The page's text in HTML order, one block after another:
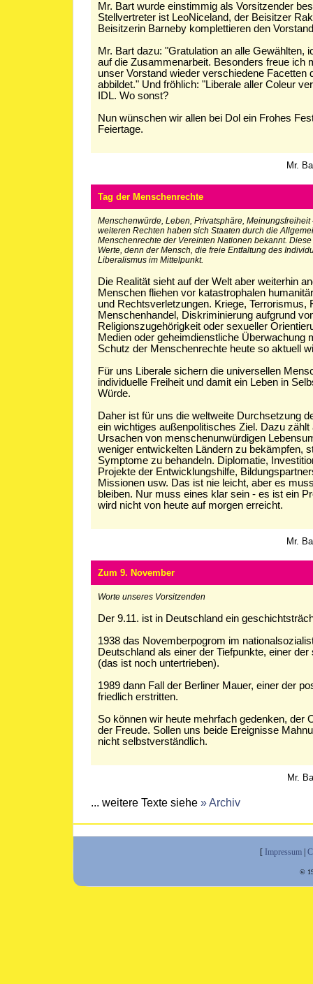
Mr. Bart wurde einstimmig als Vorsitzender
Stellvertreter ist LeoNiceland, der Beisitzer
Beisitzerin Barneby komplettieren den
Mr. Bart dazu: "Gratulation an alle Gewählten,
auf die Zusammenarbeit. Besonders freue ich
unser Vorstand wieder verschiedene Facetten
abbildet." Und fröhlich: "Liberale aller Coleur
IDL. Wo sonst?
Nun wünschen wir allen bei Dol ein Frohes
Feiertage.
Mr.
Tag der Menschenrechte
Menschenwürde, Leben, Privatsphäre, Meinungsfreiheit
weiteren Rechten haben sich Staaten durch die
Menschenrechte der Vereinten Nationen bekannt.
Werte, denn der Mensch, die freie Entfaltung des
Liberalismus im Mittelpunkt.
Die Realität sieht auf der Welt aber weiterhin
Menschen fliehen vor katastrophalen
und Rechtsverletzungen. Kriege, Terrorismus,
Menschenhandel, Diskriminierung aufgrund
Religionszugehörigkeit oder sexueller
Medien oder geheimdienstliche Überwachung
Schutz der Menschenrechte heute so aktuell
Für uns Liberale sichern die universellen
individuelle Freiheit und damit ein Leben in
Würde.
Daher ist für uns die weltweite Durchsetzung
ein wichtiges außenpolitisches Ziel. Dazu zählt
Ursachen von menschenunwürdigen
weniger entwickelten Ländern zu bekämpfen,
Symptome zu behandeln. Diplomatie,
Projekte der Entwicklungshilfe,
Missionen usw. Das ist nie leicht, aber es
bleiben. Nur muss eines klar sein - es ist ein
wird nicht von heute auf morgen erreicht.
Mr.
Zum 9. November
Worte unseres Vorsitzenden
Der 9.11. ist in Deutschland ein
1938 das Novemberpogrom im
Deutschland als einer der Tiefpunkte, einer der
(das ist noch untertrieben).
1989 dann Fall der Berliner Mauer, einer der
friedlich erstritten.
So können wir heute mehrfach gedenken, der
der Freude. Sollen uns beide Ereignisse
nicht selbstverständlich.
Mr.
... weitere Texte siehe » Archiv
[ Impressum
©